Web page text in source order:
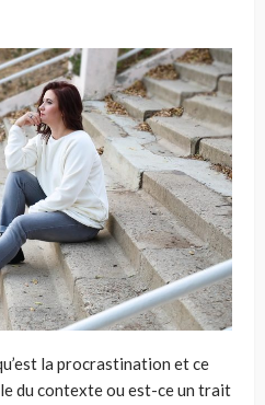
la procrastination et ce
du contexte ou est-ce un trait